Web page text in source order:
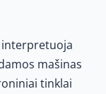
mašinas
tinklai